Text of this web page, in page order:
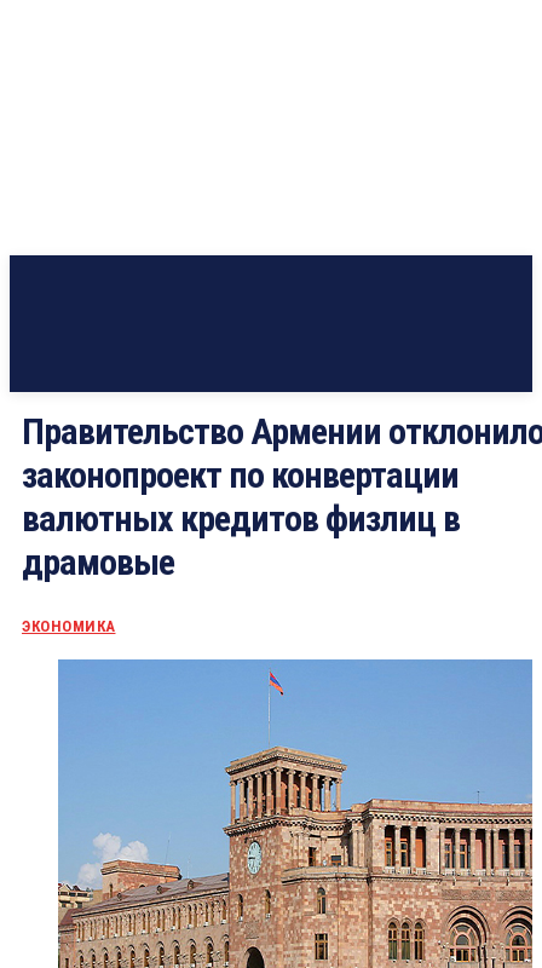
Правительство Армении
законопроект по конвертации
валютных кредитов физлиц в
драмовые
ЭКОНОМИКА